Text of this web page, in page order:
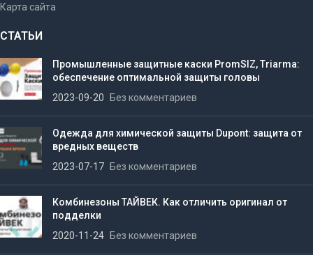
Карта сайта
СТАТЬИ
Промышленные защитные каски PromSIZ, Triarma:
обеспечение оптимальной защиты головы
2023-09-20
Без комментариев
Одежда для химической защиты Dupont: защита от
вредных веществ
2023-07-17
Без комментариев
Комбинезоны ТАЙВЕК. Как отличить оригинал от
подделки
2020-11-24
Без комментариев